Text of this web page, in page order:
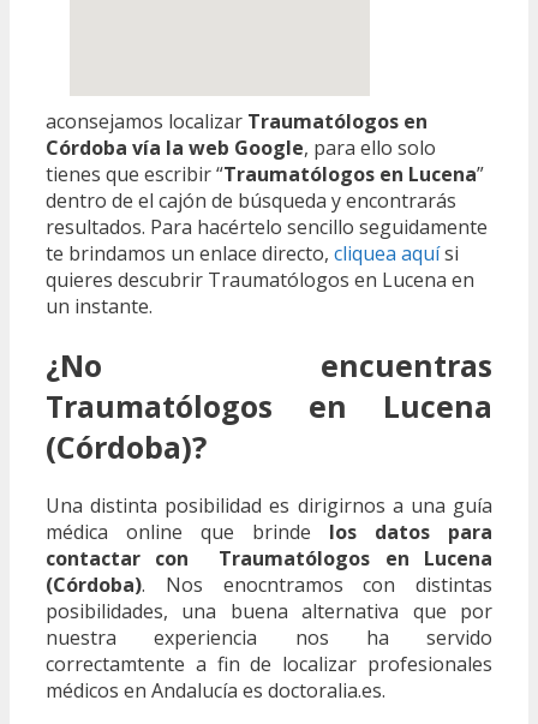
aconsejamos localizar Traumatólogos en
Córdoba vía la web Google, para ello solo
tienes que escribir “Traumatólogos en Lucena”
dentro de el cajón de búsqueda y encontrarás
resultados. Para hacértelo sencillo seguidamente
te brindamos un enlace directo, cliquea aquísi
quieres descubrir Traumatólogos en Lucena en
un instante.
¿No encuentras
Traumatólogos en Lucena
(Córdoba)?
Una distinta posibilidad es dirigirnos a una guía
médica online que brinde los datos para
contactar con Traumatólogos en Lucena
(Córdoba). Nos enocntramos con distintas
posibilidades, una buena alternativa que por
nuestra experiencia nos ha servido
correctamtente a fin de localizar profesionales
médicos en Andalucía es doctoralia.es.